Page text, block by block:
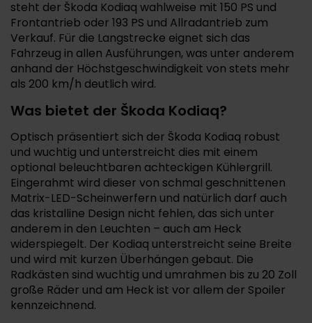
steht der Škoda Kodiaq wahlweise mit 150 PS und
Frontantrieb oder 193 PS und Allradantrieb zum
Verkauf. Für die Langstrecke eignet sich das
Fahrzeug in allen Ausführungen, was unter anderem
anhand der Höchstgeschwindigkeit von stets mehr
als 200 km/h deutlich wird.
Was bietet der Škoda Kodiaq?
Optisch präsentiert sich der Škoda Kodiaq robust
und wuchtig und unterstreicht dies mit einem
optional beleuchtbaren achteckigen Kühlergrill.
Eingerahmt wird dieser von schmal geschnittenen
Matrix-LED-Scheinwerfern und natürlich darf auch
das kristalline Design nicht fehlen, das sich unter
anderem in den Leuchten – auch am Heck
widerspiegelt. Der Kodiaq unterstreicht seine Breite
und wird mit kurzen Überhängen gebaut. Die
Radkästen sind wuchtig und umrahmen bis zu 20 Zoll
große Räder und am Heck ist vor allem der Spoiler
kennzeichnend.